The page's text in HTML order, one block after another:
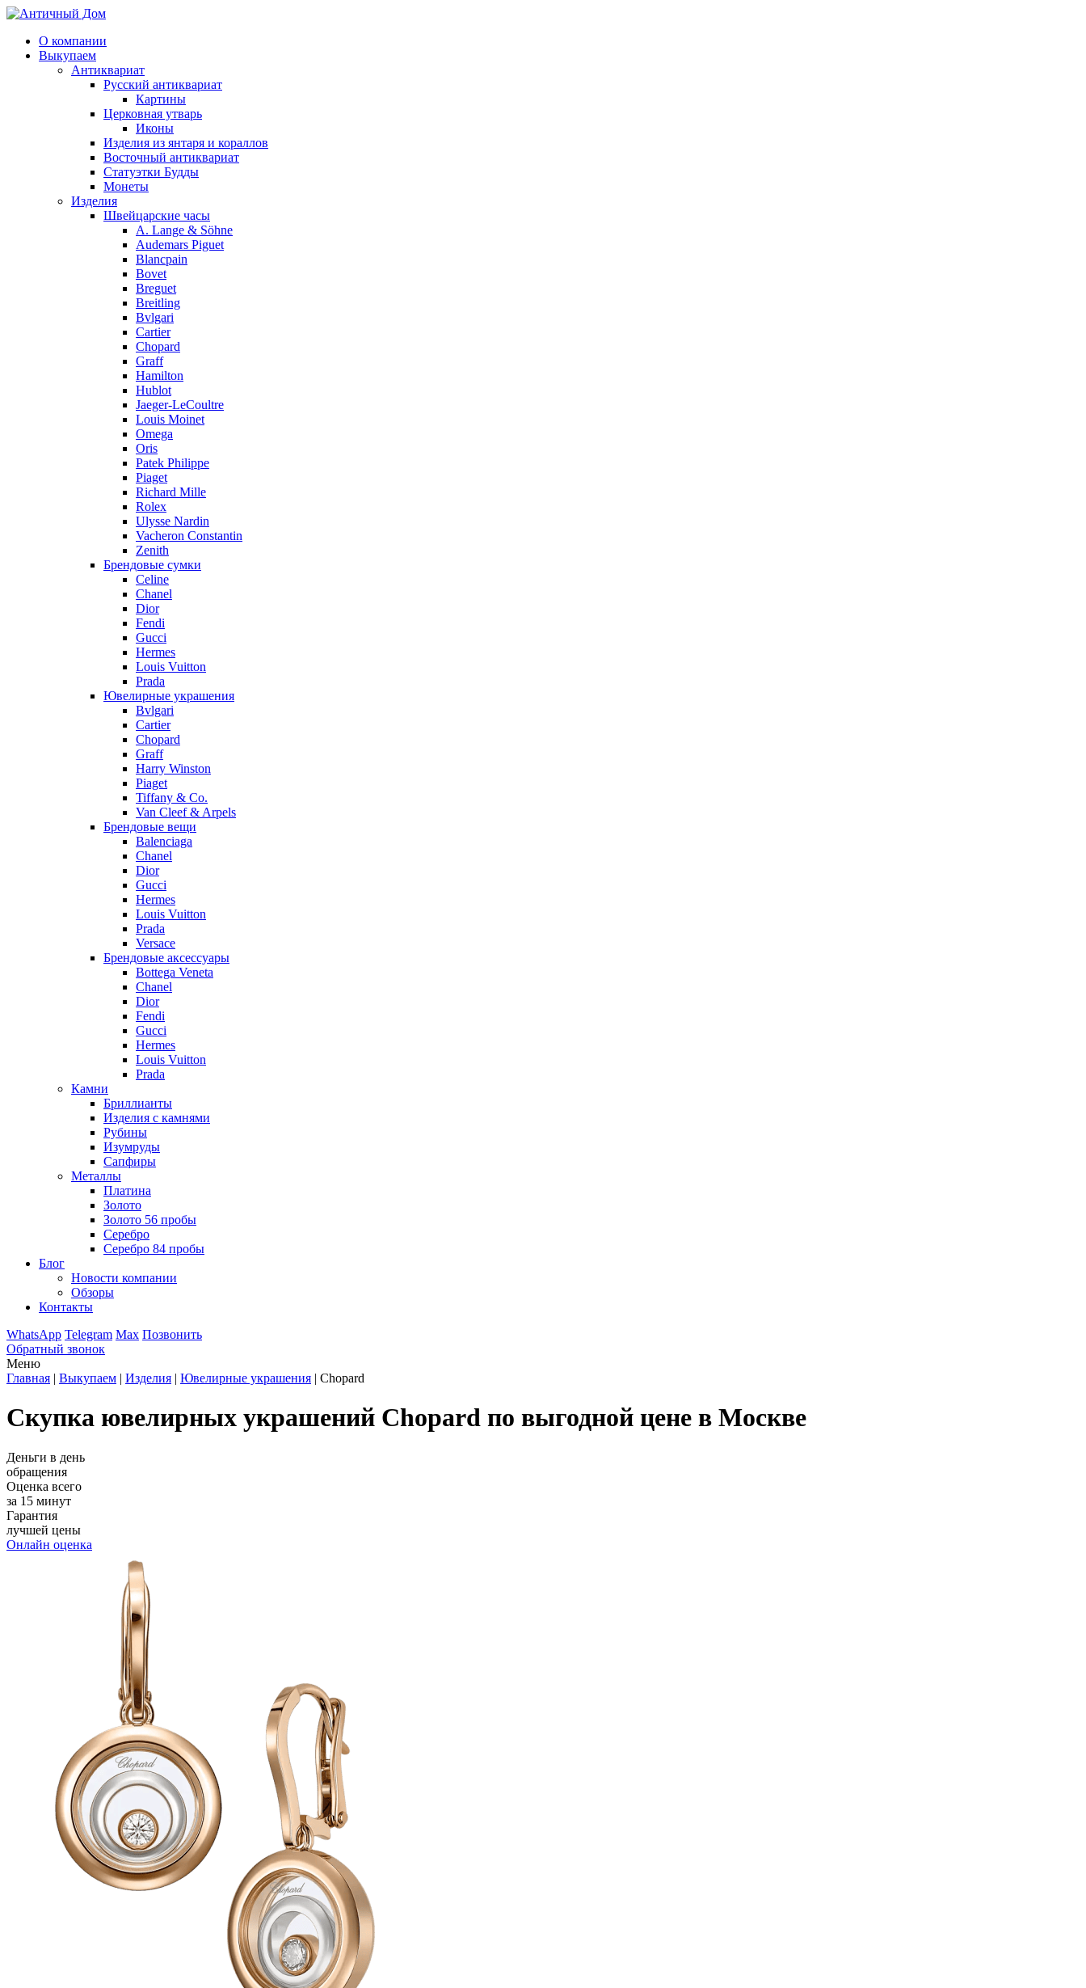
О компании
Выкупаем
Антиквариат
Русский антиквариат
Картины
Церковная утварь
Иконы
Изделия из янтаря и кораллов
Восточный антиквариат
Статуэтки Будды
Монеты
Изделия
Швейцарские часы
A. Lange & Söhne
Audemars Piguet
Blancpain
Bovet
Breguet
Breitling
Bvlgari
Cartier
Chopard
Graff
Hamilton
Hublot
Jaeger-LeCoultre
Louis Moinet
Omega
Oris
Patek Philippe
Piaget
Richard Mille
Rolex
Ulysse Nardin
Vacheron Constantin
Zenith
Брендовые сумки
Celine
Chanel
Dior
Fendi
Gucci
Hermes
Louis Vuitton
Prada
Ювелирные украшения
Bvlgari
Cartier
Chopard
Graff
Harry Winston
Piaget
Tiffany & Co.
Van Cleef & Arpels
Брендовые вещи
Balenciaga
Chanel
Dior
Gucci
Hermes
Louis Vuitton
Prada
Versace
Брендовые аксессуары
Bottega Veneta
Chanel
Dior
Fendi
Gucci
Hermes
Louis Vuitton
Prada
Камни
Бриллианты
Изделия с камнями
Рубины
Изумруды
Сапфиры
Металлы
Платина
Золото
Золото 56 пробы
Серебро
Серебро 84 пробы
Блог
Новости компании
Обзоры
Контакты
WhatsApp Telegram Max Позвонить
Обратный звонок
Меню
Главная | Выкупаем | Изделия | Ювелирные украшения | Chopard
Скупка ювелирных украшений Chopard по выгодной цене в Москве
Деньги в день
обращения
Оценка всего
за 15 минут
Гарантия
лучшей цены
Онлайн оценка